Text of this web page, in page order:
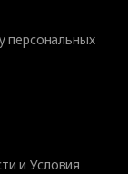
персональных
иУсловия